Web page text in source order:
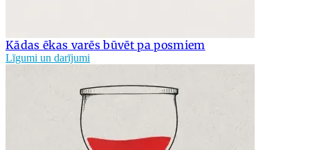
Kādas ēkas varēs būvēt pa posmiem
Līgumi un darījumi